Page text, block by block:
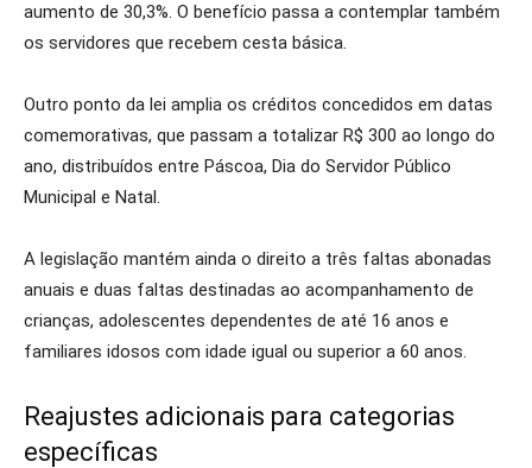
aumento de 30,3%. O benefício passa a contemplar também
os servidores que recebem cesta básica.
Outro ponto da lei amplia os créditos concedidos em datas
comemorativas, que passam a totalizar R$ 300 ao longo do
ano, distribuídos entre Páscoa, Dia do Servidor Público
Municipal e Natal.
A legislação mantém ainda o direito a três faltas abonadas
anuais e duas faltas destinadas ao acompanhamento de
crianças, adolescentes dependentes de até 16 anos e
familiares idosos com idade igual ou superior a 60 anos.
Reajustes adicionais para categorias
específicas